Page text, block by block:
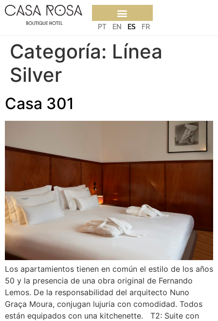
PT EN ES FR
Categoría: Línea
Silver
Casa 301
Los apartamientos tienen en común el estilo de los años
50 y la presencia de una obra original de Fernando
Lemos. De la responsabilidad del arquitecto Nuno
Graça Moura, conjugan lujuria con comodidad. Todos
están equipados con una kitchenette. T2: Suite con